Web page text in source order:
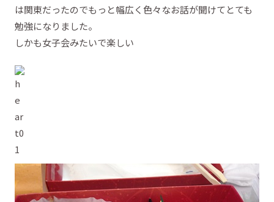
は関東だったのでもっと幅広く色々なお話が聞けてとても
勉強になりました。
しかも女子会みたいで楽しい